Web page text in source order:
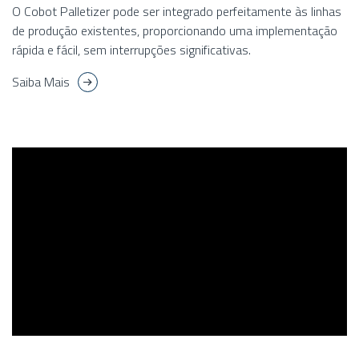
O Cobot Palletizer pode ser integrado perfeitamente às linhas
de produção existentes, proporcionando uma implementação
rápida e fácil, sem interrupções significativas.
Saiba Mais